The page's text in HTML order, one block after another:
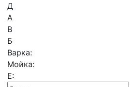
Д
А
В
Б
Варка:
Мойка:
Е: